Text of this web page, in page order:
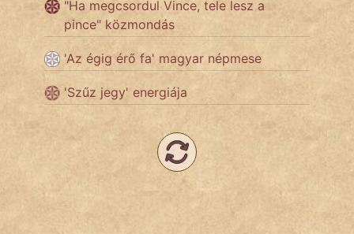
És
TÖRTÉNELEM
Népszerű szerzőink:
"Ha megcsordul Vince, tele lesz a
pince" közmondás
'Az égig érő fa' magyar népmese
'Szűz jegy' energiája